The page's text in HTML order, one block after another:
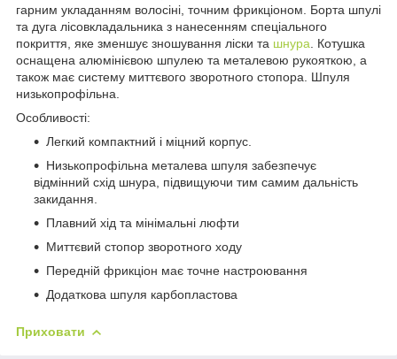
гарним укладанням волосіні, точним фрикціоном. Борта шпулі
та дуга лісовкладальника з нанесенням спеціального
покриття, яке зменшує зношування ліски та шнура . Котушка
оснащена алюмінієвою шпулею та металевою рукояткою, а
також має систему миттєвого зворотного стопора. Шпуля
низькопрофільна.
Особливості:
Легкий компактний і міцний корпус.
Низькопрофільна металева шпуля забезпечує
відмінний схід шнура, підвищуючи тим самим дальність
закидання.
Плавний хід та мінімальні люфти
Миттєвий стопор зворотного ходу
Передній фрикціон має точне настроювання
Додаткова шпуля карбопластова
Приховати